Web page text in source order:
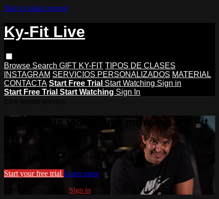
Skip to main content
Ky-Fit Live
Browse Search GIFT KY-FIT TIPOS DE CLASES
INSTAGRAM SERVICIOS PERSONALIZADOS MATERIAL
CONTACTA Start Free Trial Start Watching Sign in
Start Free Trial Start Watching Sign In
Watch this video and more on Ky-Fit
Live
Watch this video and more on Ky-Fit Live
Start your free trial Learn more
Sign in